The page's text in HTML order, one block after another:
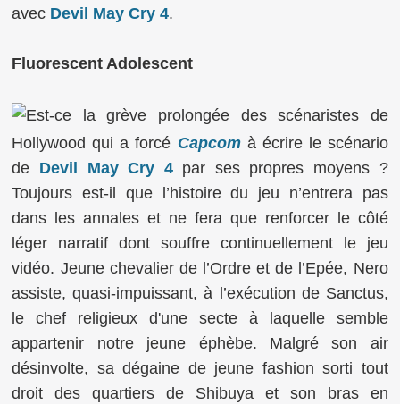
avec Devil May Cry 4.
Fluorescent Adolescent
Est-ce la grève prolongée des scénaristes de
Hollywood qui a forcé Capcomà écrire le scénario
de Devil May Cry 4par ses propres moyens ?
Toujours est-il que l’histoire du jeu n’entrera pas
dans les annales et ne fera que renforcer le côté
léger narratif dont souffre continuellement le jeu
vidéo. Jeune chevalier de l’Ordre et de l’Epée, Nero
assiste, quasi-impuissant, à l’exécution de Sanctus,
le chef religieux d'une secte à laquelle semble
appartenir notre jeune éphèbe. Malgré son air
désinvolte, sa dégaine de jeune fashion sorti tout
droit des quartiers de Shibuya et son bras en